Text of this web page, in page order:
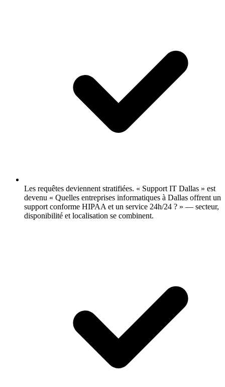
Les requêtes deviennent stratifiées. « Support IT Dallas » est
devenu « Quelles entreprises informatiques à Dallas offrent un
support conforme HIPAA et un service 24h/24 ? » — secteur,
disponibilité et localisation se combinent.